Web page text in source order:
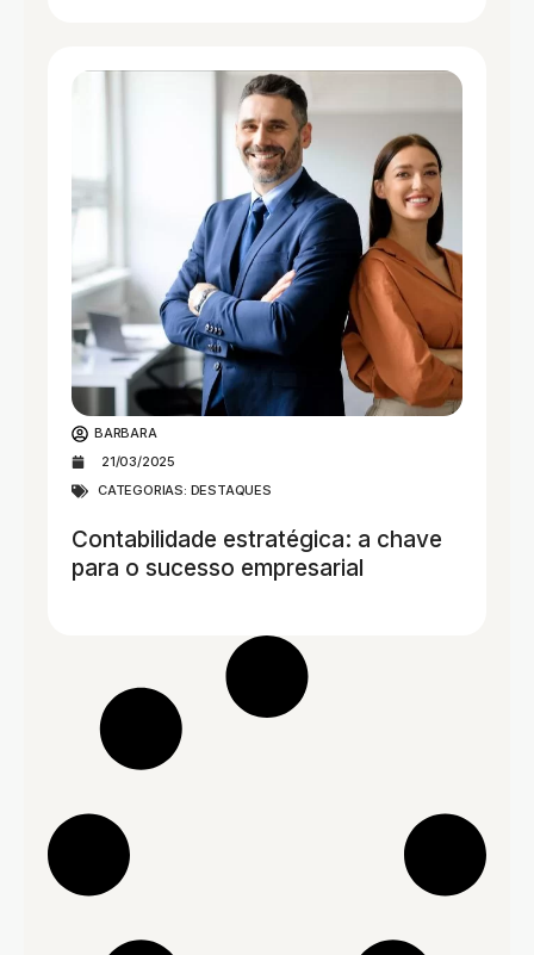
BARBARA
21/03/2025
CATEGORIAS: DESTAQUES
Contabilidade estratégica: a chave
para o sucesso empresarial